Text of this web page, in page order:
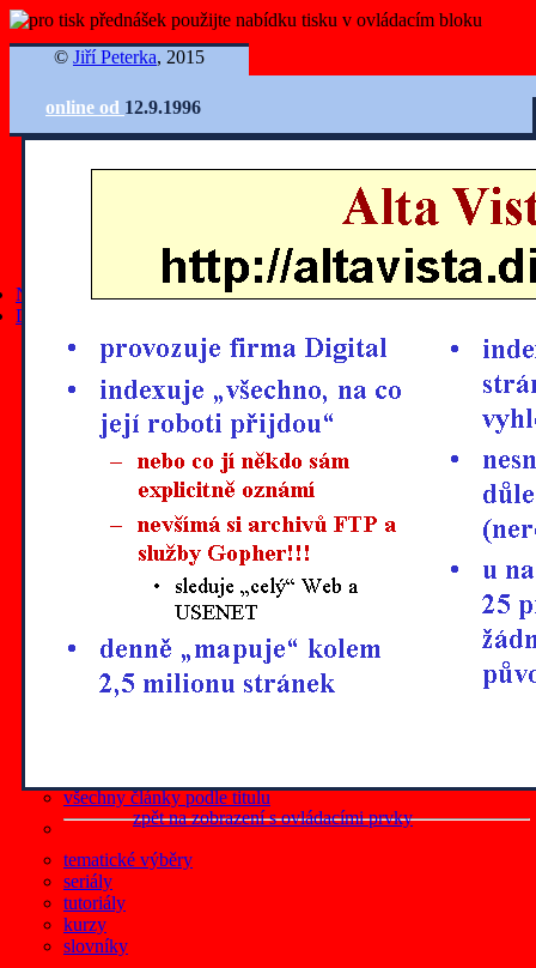
© Jiří Peterka, 2015
online od 12.9.1996
Ovládání slidů
Nejnovější články
Další články
všechny články
články z roku 2025
články z roku 2024
články z roku 2023
články z roku 2021
články z roku 2020
články z roku 2019
články z roku 2018
články z roku 2017
články z roku 2016
články z roku 2014
články z roku 2013
články z roku 2012
všechny články podle titulu
tematické výběry
seriály
tutoriály
kurzy
slovníky
zpět na zobrazení s ovládacími prvky